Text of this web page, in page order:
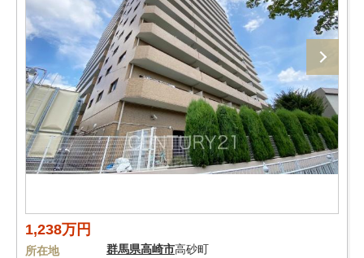
1,238万円
所在地 群馬県高崎市高砂町